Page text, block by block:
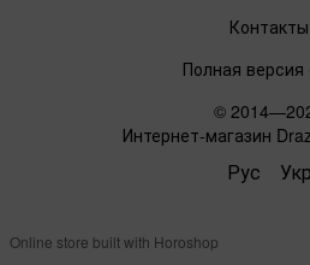
Контакты
Полная версия
©
Интернет-магазин
Рус Укр
Online store built with Horoshop